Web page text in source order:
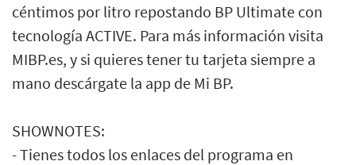
céntimos por litro repostando BP Ultimate con
tecnología ACTIVE. Para más información visita
MIBP.es, y si quieres tener tu tarjeta siempre a
mano descárgate la app de Mi BP.
SHOWNOTES:
- Tienes todos los enlaces del programa en